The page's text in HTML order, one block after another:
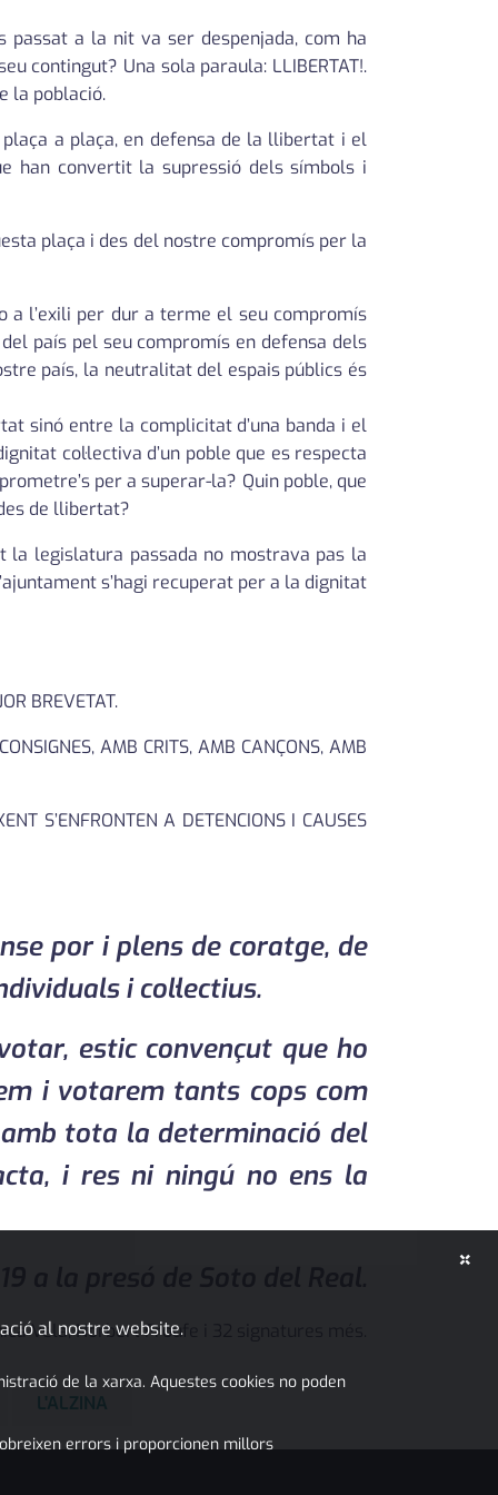
passat a la nit va ser despenjada, com ha
contingut? Una sola paraula: LLIBERTAT!.
la població.
a plaça, en defensa de la llibertat i el
han convertit la supressió dels símbols i
plaça i des del nostre compromís per la
a l’exili per dur a terme el seu compromís
país pel seu compromís en defensa dels
país, la neutralitat del espais públics és
sinó entre la complicitat d’una banda i el
col·lectiva d’un poble que es respecta
per a superar-la? Quin poble, que
de llibertat?
la legislatura passada no mostrava pas la
s’hagi recuperat per a la dignitat
BREVETAT.
AMB CRITS, AMB CANÇONS, AMB
S’ENFRONTEN A DETENCIONS I CAUSES
por i plens de coratge, de
i col·lectius.
estic convençut que ho
i votarem tants cops com
tota la determinació del
i res ni ningú no ens la
Vela, Norbert Froufe i 32 signatures més.
L'ALZINA
×
al nostre website.
de la xarxa. Aquestes cookies no poden
errors i proporcionen millors